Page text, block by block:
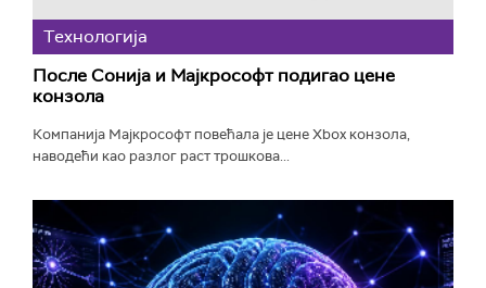
Технологијa
После Сонија и Мајкрософт подигао цене
конзола
Компанија Мајкрософт повећала је цене Xbox конзола,
наводећи као разлог раст трошкова...